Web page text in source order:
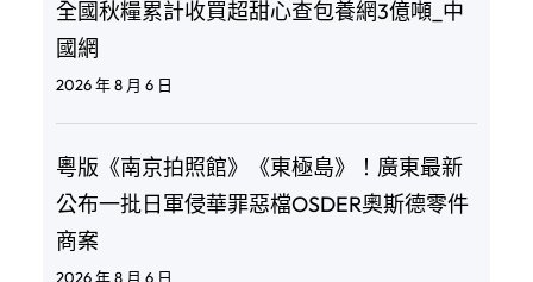
全國秋糧累計收買超甜心查包養網3億噸_中
國網
2026 年 8 月 6 日
粵版《南京拍照館》《東極島》！廣東最新
公布一批日軍侵華罪惡檔OSDER奧斯德零件
商案
2026 年 8 月 6 日